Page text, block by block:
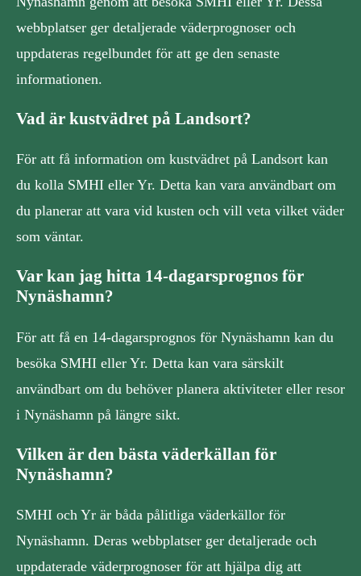
webbplatser ger detaljerade väderprognoser och
uppdateras regelbundet för att ge den senaste
informationen.
Vad är kustvädret på Landsort?
För att få information om kustvädret på Landsort kan
du kolla SMHI eller Yr. Detta kan vara användbart om
du planerar att vara vid kusten och vill veta vilket väder
som väntar.
Var kan jag hitta 14-dagarsprognos för
Nynäshamn?
För att få en 14-dagarsprognos för Nynäshamn kan du
besöka SMHI eller Yr. Detta kan vara särskilt
användbart om du behöver planera aktiviteter eller resor
i Nynäshamn på längre sikt.
Vilken är den bästa väderkällan för
Nynäshamn?
SMHI och Yr är båda pålitliga väderkällor för
Nynäshamn. Deras webbplatser ger detaljerade och
uppdaterade väderprognoser för att hjälpa dig att